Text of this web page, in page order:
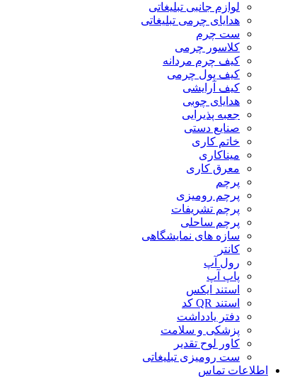
لوازم جانبی تبلیغاتی
هدایای چرمی تبلیغاتی
ست چرم
کلاسور چرمی
کیف چرم مردانه
کیف پول چرمی
کیف آرایشی
هدایای چوبی
جعبه پذیرایی
صنایع دستی
خاتم کاری
میناکاری
معرق کاری
پرچم
پرچم رومیزی
پرچم تشریفات
پرچم ساحلی
سازه های نمایشگاهی
کانتر
رول آپ
پاپ آپ
استند ایکس
استند QR کد
دفتر یادداشت
پزشکی و سلامت
کاور لوح تقدیر
ست رومیزی تبلیغاتی
اطلاعات تماس